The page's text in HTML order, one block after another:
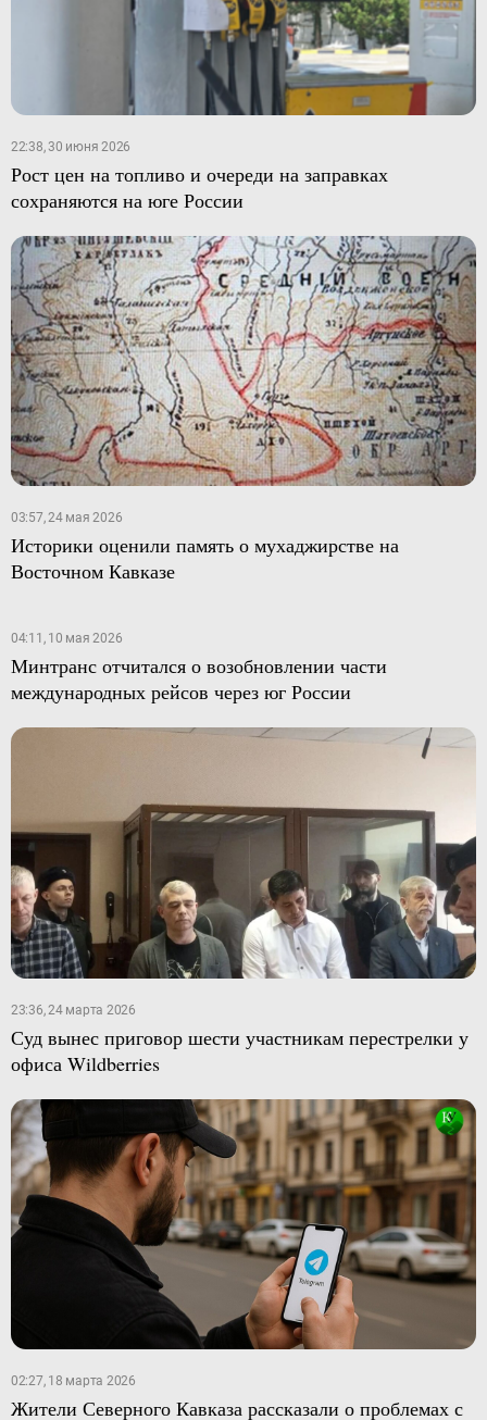
22:38, 30 июня 2026
Рост цен на топливо и очереди на заправках
сохраняются на юге России
03:57, 24 мая 2026
Историки оценили память о мухаджирстве на
Восточном Кавказе
04:11, 10 мая 2026
Минтранс отчитался о возобновлении части
международных рейсов через юг России
23:36, 24 марта 2026
Суд вынес приговор шести участникам перестрелки у
офиса Wildberries
02:27, 18 марта 2026
Жители Северного Кавказа рассказали о проблемах с